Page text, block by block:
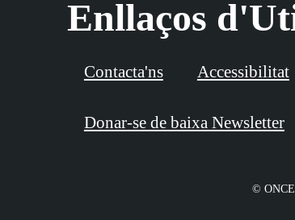
Enllaços
Contacta'ns Accessibilitat
Donar-se de baixa Newsletter
©